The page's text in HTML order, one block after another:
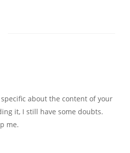
about the content of your
it, I still have some doubts.
me.